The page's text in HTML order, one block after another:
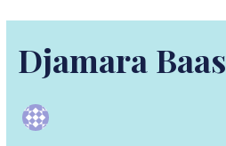
Djamara Baas